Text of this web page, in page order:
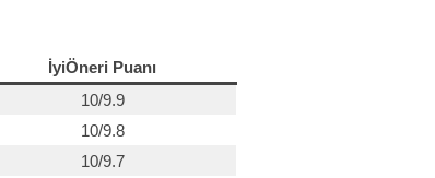
İyiÖneri Puanı
10/9.9
10/9.8
10/9.7